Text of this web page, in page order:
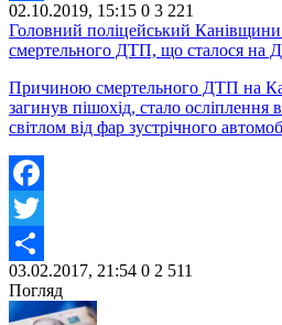
Share
02.10.2019, 15:15 0 3 221
Головний поліцейський
смертельного ДТП, що сталося на
Причиною смертельного ДТП на
загинув пішохід, стало осліплення
світлом від фар зустрічного
Facebook
Twitter
Share
03.02.2017, 21:54 0 2 511
Погляд